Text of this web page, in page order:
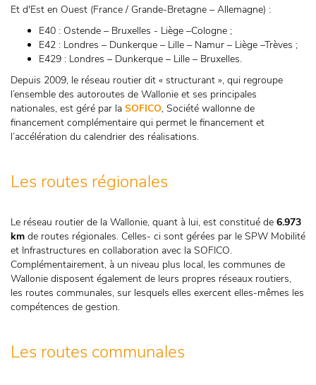
Et d'Est en Ouest (France / Grande-Bretagne – Allemagne) :
E40 : Ostende – Bruxelles - Liège –Cologne ;
E42 : Londres – Dunkerque – Lille – Namur – Liège –Trèves ;
E429 : Londres – Dunkerque – Lille – Bruxelles.
Depuis 2009, le réseau routier dit « structurant », qui regroupe
l’ensemble des autoroutes de Wallonie et ses principales
nationales, est géré par la SOFICO, Société wallonne de
financement complémentaire qui permet le financement et
l’accélération du calendrier des réalisations.
Les routes régionales
Le réseau routier de la Wallonie, quant à lui, est constitué de 6.973
km de routes régionales. Celles- ci sont gérées par le SPW Mobilité
et Infrastructures en collaboration avec la SOFICO.
Complémentairement, à un niveau plus local, les communes de
Wallonie disposent également de leurs propres réseaux routiers,
les routes communales, sur lesquels elles exercent elles-mêmes les
compétences de gestion.
Les routes communales